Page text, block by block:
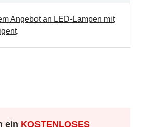
Angebot an LED-Lampen mit
.
ein KOSTENLOSES